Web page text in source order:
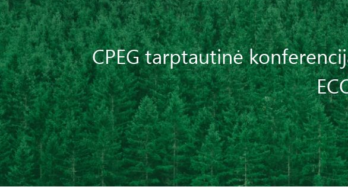
CPEG tarptautinė